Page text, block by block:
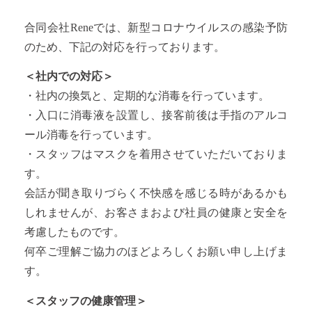
合同会社Reneでは、新型コロナウイルスの感染予防
のため、下記の対応を行っております。
＜社内での対応＞
・社内の換気と、定期的な消毒を行っています。
・入口に消毒液を設置し、接客前後は手指のアルコ
ール消毒を行っています。
・スタッフはマスクを着用させていただいておりま
す。
会話が聞き取りづらく不快感を感じる時があるかも
しれませんが、お客さまおよび社員の健康と安全を
考慮したものです。
何卒ご理解ご協力のほどよろしくお願い申し上げま
す。
＜スタッフの健康管理＞